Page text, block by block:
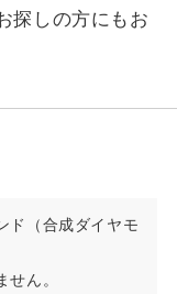
探しの方にもお
ド（合成ダイヤモ
ん。